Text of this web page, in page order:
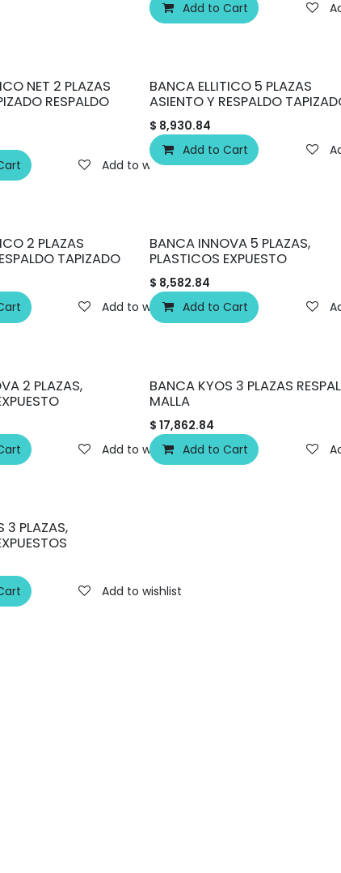
Add to Cart
NET 2 PLAZAS
RESPALDO
Add to wishlist
BANCA ELLITICO 5 PLAZAS
ASIENTO Y RESPALDO
$ 8,930.84
Add to Cart
2 PLAZAS
TAPIZADO
Add to wishlist
BANCA INNOVA 5 PLAZAS,
PLASTICOS EXPUESTO
$ 8,582.84
Add to Cart
2 PLAZAS,
Add to wishlist
BANCA KYOS 3 PLAZAS
MALLA
$ 17,862.84
Add to Cart
3 PLAZAS,
Add to wishlist